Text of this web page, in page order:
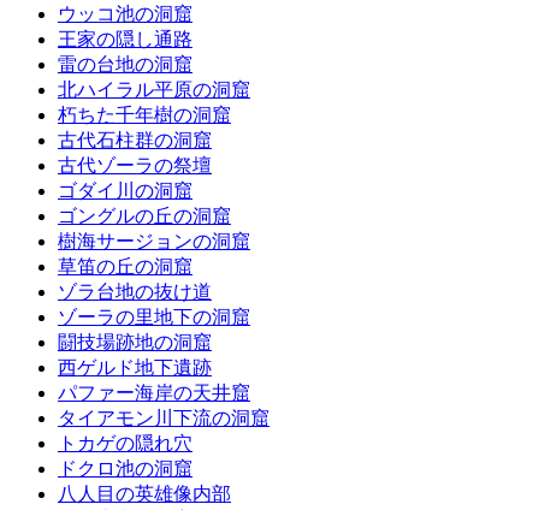
ウッコ池の洞窟
王家の隠し通路
雷の台地の洞窟
北ハイラル平原の洞窟
朽ちた千年樹の洞窟
古代石柱群の洞窟
古代ゾーラの祭壇
ゴダイ川の洞窟
ゴングルの丘の洞窟
樹海サージョンの洞窟
草笛の丘の洞窟
ゾラ台地の抜け道
ゾーラの里地下の洞窟
闘技場跡地の洞窟
西ゲルド地下遺跡
パファー海岸の天井窟
タイアモン川下流の洞窟
トカゲの隠れ穴
ドクロ池の洞窟
八人目の英雄像内部